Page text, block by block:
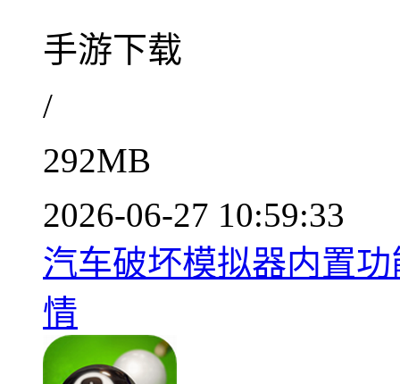
手游下载
/
292MB
2026-06-27 10:59:33
汽车破坏模拟器内置
情